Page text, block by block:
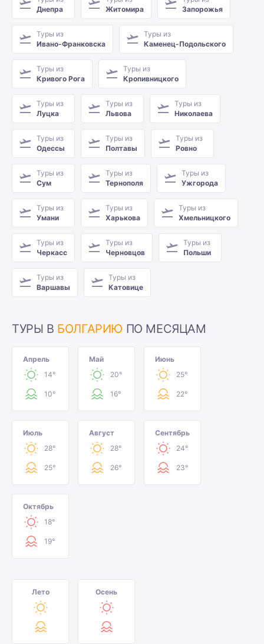
Днепра
Житомира
Запорожья
Туры из
Ивано-Франковска
Туры из
Каменец-Подольского
Туры из
Кривого Рога
Туры из
Кропивницкого
Туры из
Луцка
Туры из
Львова
Туры из
Николаева
Туры из
Одессы
Туры из
Полтавы
Туры из
Ровно
Туры из
Сум
Туры из
Тернополя
Туры из
Ужгорода
Туры из
Умани
Туры из
Харькова
Туры из
Хмельницкого
Туры из
Черкасс
Туры из
Черновцов
Туры из
Польши
Туры из
Варшавы
Туры из
Катовице
ТУРЫ В БОЛГАРИЮ ПО МЕСЯЦАМ
Апрель
14°
10°
Май
20°
16°
Июнь
25°
22°
Июль
28°
25°
Август
28°
26°
Сентябрь
24°
23°
Октябрь
18°
19°
Лето Осень